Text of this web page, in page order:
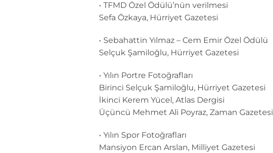
• TFMD Özel Ödülü’nün verilmesi
Sefa Özkaya, Hürriyet Gazetesi
• Sebahattin Yılmaz – Cem Emir Özel Ödülü
Selçuk Şamiloğlu, Hürriyet Gazetesi
• Yılın Portre Fotoğrafları
Birinci Selçuk Şamiloğlu, Hürriyet Gazetesi
İkinci Kerem Yücel, Atlas Dergisi
Üçüncü Mehmet Ali Poyraz, Zaman Gazetesi
• Yılın Spor Fotoğrafları
Mansiyon Ercan Arslan, Milliyet Gazetesi